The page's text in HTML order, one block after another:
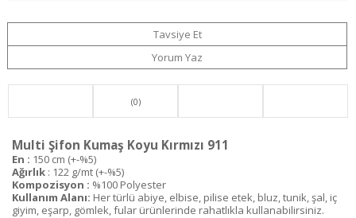
Tavsiye Et
Yorum Yaz
(0)
Multi Şifon Kumaş Koyu Kırmızı 911
En : 150 cm (+-%5)
Ağırlık : 122 g/mt (+-%5)
Kompozisyon : %100 Polyester
Kullanım Alanı: Her türlü abiye, elbise, pilise etek, bluz, tunik, şal, iç
giyim, eşarp, gömlek, fular ürünlerinde rahatlıkla kullanabilirsiniz.